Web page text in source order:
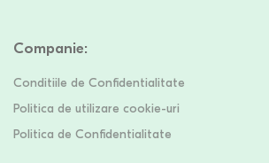
Companie:
Conditiile de Confidentialitate
Politica de utilizare cookie-uri
Politica de Confidentialitate